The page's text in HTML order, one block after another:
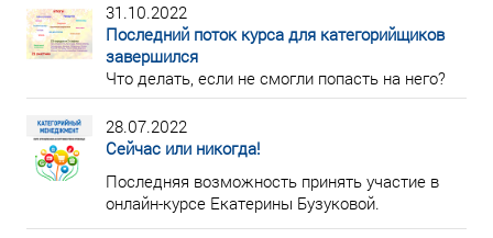
31.10.2022
Последний поток курса для категорийщиков
завершился
Что делать, если не смогли попасть на него?
28.07.2022
Сейчас или никогда!
Последняя возможность принять участие в
онлайн-курсе Екатерины Бузуковой.